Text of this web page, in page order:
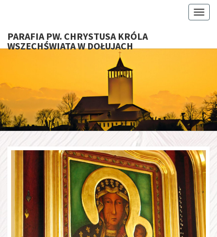
PARAFIA PW. CHRYSTUSA KRÓLA
WSZECHŚWIATA W DOŁUJACH
W